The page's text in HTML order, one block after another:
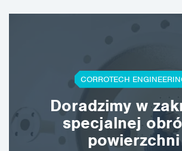
CORROTECH
Doradzimy w
specjalnej
powierzchni